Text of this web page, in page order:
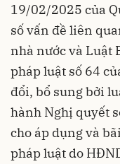
19/02/2025 của
số vấn đề liên
nhà nước và Luật
pháp luật số 64
đổi, bổ sung bởi
hành Nghị quyết
cho áp dụng và
pháp luật do